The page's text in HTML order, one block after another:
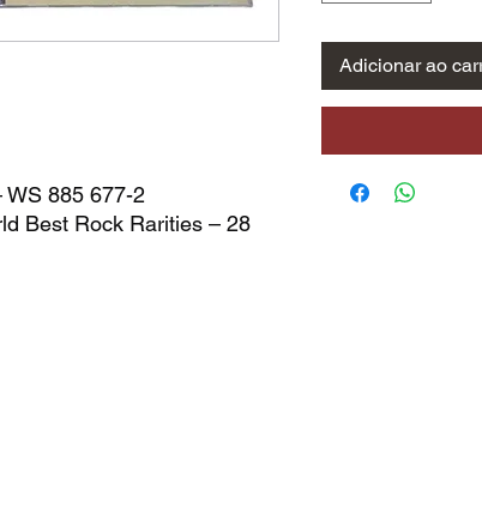
WS 885 677-2
Best Rock Rarities – 28
Adicionar ao